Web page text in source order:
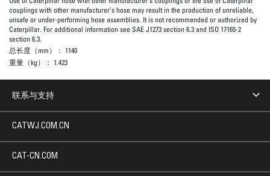
couplings with other manufacturer’s hose may result in the production of unreliable,
unsafe or under-performing hose assemblies. It is not recommended or authorized by
Caterpillar. For additional information see SAE J1273 section 6.3 and ISO 17165-2
section 6.3.
总长度（mm）： 1140
重量（kg）： 1.423
联系与支持
CATWJ.COM.CN
CAT-CN.COM